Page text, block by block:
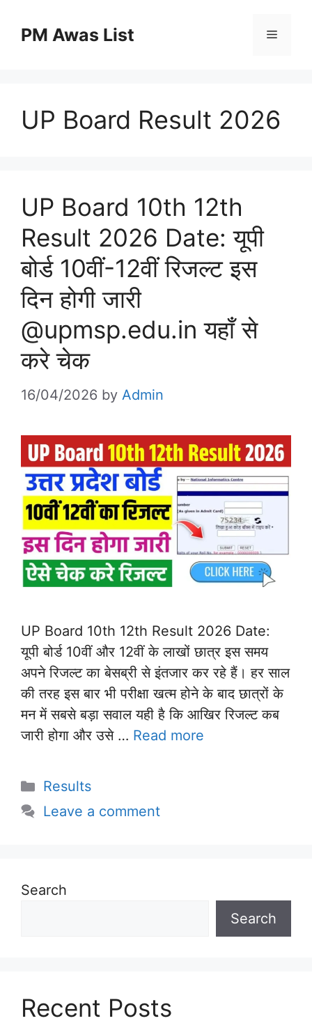
PM Awas List Menu
UP Board Result 2026
UP Board 10th 12th
Result 2026 Date: यूपी
बोर्ड 10वीं-12वीं रिजल्ट इस
दिन होगी जारी
@upmsp.edu.in यहाँ से
करे चेक
16/04/2026 by Admin
UP Board 10th 12th Result 2026 Date:
यूपी बोर्ड 10वीं और 12वीं के लाखों छात्र इस समय
अपने रिजल्ट का बेसब्री से इंतजार कर रहे हैं। हर साल
की तरह इस बार भी परीक्षा खत्म होने के बाद छात्रों के
मन में सबसे बड़ा सवाल यही है कि आखिर रिजल्ट कब
जारी होगा और उसे … Read more
Categories
Results
Leave a comment
Search
Search
Recent Posts